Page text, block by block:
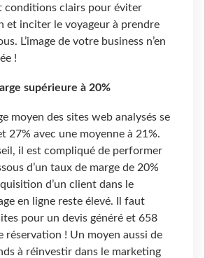
conditions clairs pour éviter
et inciter le voyageur à prendre
L’image de votre business n’en
!
supérieure à 20%
moyen des sites web analysés se
27% avec une moyenne à 21%.
il est compliqué de performer
d’un taux de marge de 20%
d’un client dans le
en ligne reste élevé. Il faut
pour un devis généré et 658
réservation ! Un moyen aussi de
à réinvestir dans le marketing